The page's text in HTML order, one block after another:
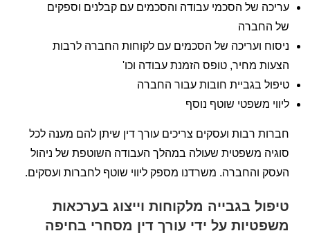
עריכה של הסכמי עבודה והסכמים עם קבלנים וספקים
של החברה
ניסוח ועריכה של הסכמים עם לקוחות החברה לרבות
הצעות מחיר, טופס הזמנת עבודה וכו'
טיפול בגביית חובות עבור החברה
ליווי משפטי שוטף נוסף
חברות רבות ועסקים צריכים עורך דין שיתן להם מענה לכל
סוגיה משפטית שעולה במהלך העבודה השוטפת של ניהול
העסק והחברה. משרדנו מספק ליווי שוטף לחברות ועסקים.
טיפול בגבייה מלקוחות וייצוג בערכאות
משפטיות על ידי עורך דין מסחרי בחיפה